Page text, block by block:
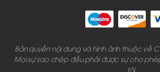
Bản quyền nội dung và hình ảnh thuộc về
Mọi sự sao chép đều phải được sự cho
tôi.